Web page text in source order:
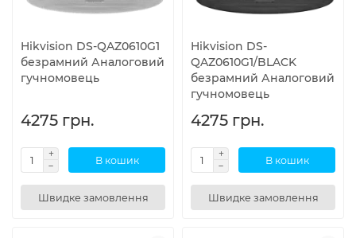
Hikvision DS-QAZ0610G1
безрамний Аналоговий
гучномовець
4275 грн.
В кошик
Швидке замовлення
Hikvision DS-
QAZ0610G1/BLACK
безрамний Аналоговий
гучномовець
4275 грн.
В кошик
Швидке замовлення